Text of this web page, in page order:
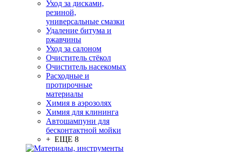
Уход за дисками,
резиной,
универсальные смазки
Удаление битума и
ржавчины
Уход за салоном
Очиститель стёкол
Очиститель насекомых
Расходные и
протирочные
материалы
Химия в аэрозолях
Химия для клининга
Автошампуни для
бесконтактной мойки
+ ЕЩЕ 8